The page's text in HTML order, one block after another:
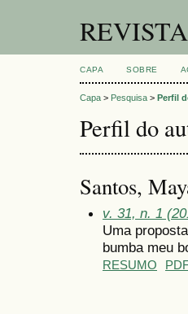
CAPA SOBRE
Capa > Pesquisa > Perfil
Perfil do
Santos,
v. 31, n. 1
Uma
bumba meu
RESUMO